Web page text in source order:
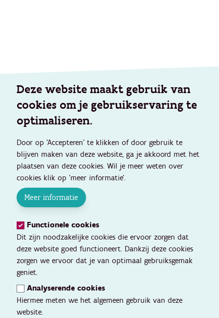
Deze website maakt gebruik van
cookies om je gebruikservaring te
optimaliseren.
Door op 'Accepteren' te klikken of door gebruik te
blijven maken van deze website, ga je akkoord met het
plaatsen van deze cookies. Wil je meer weten over
cookies klik op 'meer informatie'.
Meer informatie
Functionele cookies
Dit zijn noodzakelijke cookies die ervoor zorgen dat
deze website goed functioneert. Dankzij deze cookies
zorgen we ervoor dat je van optimaal gebruiksgemak
geniet.
Analyserende cookies
Hiermee meten we het algemeen gebruik van deze
website.